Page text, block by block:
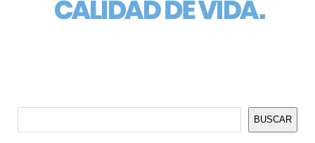
BUSCAR